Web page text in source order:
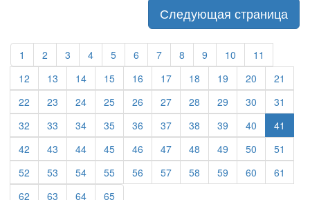
Следующая страница
1 2 3 4 5 6 7 8 9 10
11
12
13 14 15 16 17 18 19 20
21
22
23 24 25 26 27 28 29 30
31
32
33 34 35 36 37 38 39 40
41
42
43 44 45 46 47 48 49 50
51
52
53 54 55 56 57 58 59 60
61
62
63 64 65